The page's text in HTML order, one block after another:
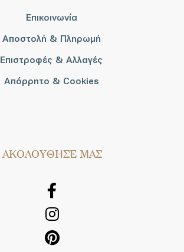
Επικοινωνία
Αποστολή & Πληρωμή
Επιστροφές & Αλλαγές
Απόρρητο & Cookies
AΚΟΛΟΥΘΗΣΕ ΜΑΣ